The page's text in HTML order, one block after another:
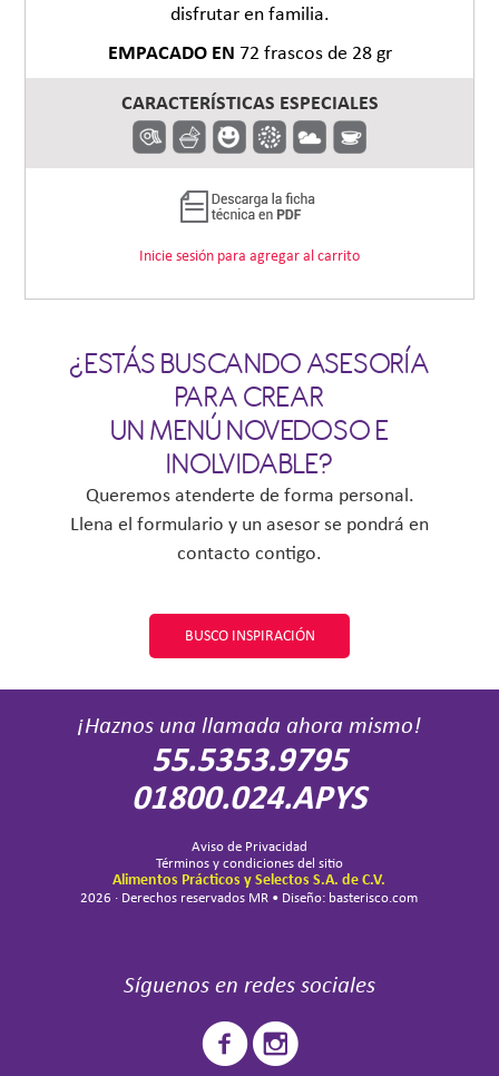
disfrutar en familia.
EMPACADO EN 72 frascos de 28 gr
CARACTERÍSTICAS ESPECIALES
Inicie sesión para agregar al carrito
¿ESTÁS BUSCANDO ASESORÍA
PARA CREAR
UN MENÚ NOVEDOSO E
INOLVIDABLE?
Queremos atenderte de forma personal.
Llena el formulario y un asesor se pondrá en
contacto contigo.
BUSCO INSPIRACIÓN
¡Haznos una llamada ahora mismo!
55.5353.9795
01800.024.APYS
Aviso de Privacidad
Términos y condiciones del sitio
Alimentos Prácticos y Selectos S.A. de C.V.
2026 · Derechos reservados MR • Diseño: basterisco.com
Síguenos en redes sociales